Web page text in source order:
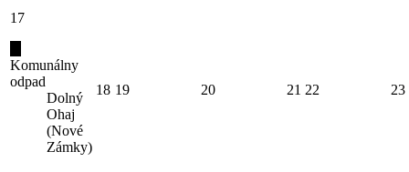
17
Komunálny
odpad
Dolný
Ohaj
(Nové
Zámky)
18 19 20 21 22 23